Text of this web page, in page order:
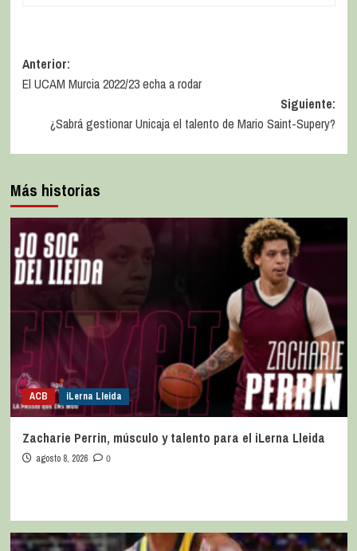
Anterior:
El UCAM Murcia 2022/23 echa a rodar
Siguiente:
¿Sabrá gestionar Unicaja el talento de Mario Saint-Supery?
Más historias
ACB iLerna Lleida
Zacharie Perrin, músculo y talento para el iLerna Lleida
agosto 8, 2026 0